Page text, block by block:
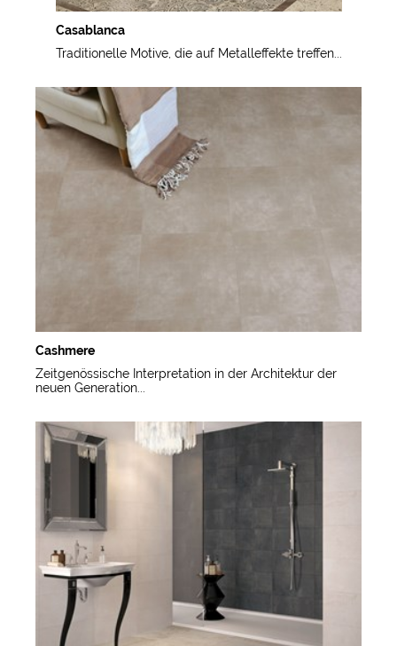
Casablanca
Traditionelle Motive, die auf Metalleffekte treffen...
Cashmere
Zeitgenössische Interpretation in der Architektur der
neuen Generation...